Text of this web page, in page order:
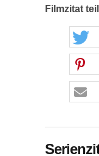
Filmzitat